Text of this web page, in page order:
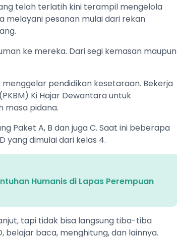
telah terlatih kini terampil mengelola
melayani pesanan mulai dari rekan
ke mereka. Dari segi kemasan maupun
pendidikan kesetaraan. Bekerja
Ki Hajar Dewantara untuk
masa pidana.
Paket A, B dan juga C. Saat ini beberapa
yang dimulai dari kelas 4.
Humanis di Lapas Perempuan
tapi tidak bisa langsung tiba-tiba
belajar baca, menghitung, dan lainnya.